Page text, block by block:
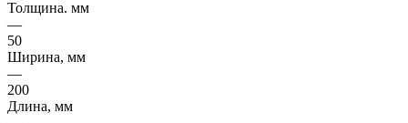
Толщина. мм
—
50
Ширина, мм
—
200
Длина, мм